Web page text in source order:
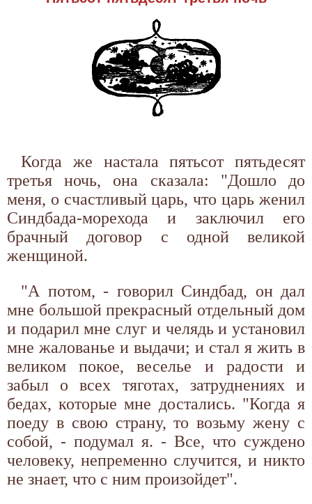
Когда же настала пятьсот пятьдесят
третья ночь, она сказала: "Дошло до
меня, о счастливый царь, что царь женил
Синдбада-морехода и заключил его
брачный договор с одной великой
женщиной.
"А потом, - говорил Синдбад, он дал
мне большой прекрасный отдельный дом
и подарил мне слуг и челядь и установил
мне жалованье и выдачи; и стал я жить в
великом покое, веселье и радости и
забыл о всех тяготах, затруднениях и
бедах, которые мне достались. "Когда я
поеду в свою страну, то возьму жену с
собой, - подумал я. - Все, что суждено
человеку, непременно случится, и никто
не знает, что с ним произойдет".